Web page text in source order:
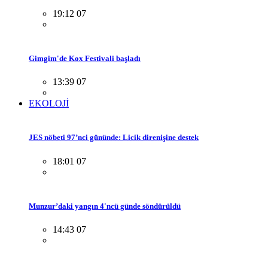
19:12 07
Gimgim'de Kox Festivali başladı
13:39 07
EKOLOJİ
JES nöbeti 97’nci gününde: Licik direnişine destek
18:01 07
Munzur’daki yangın 4'ncü günde söndürüldü
14:43 07